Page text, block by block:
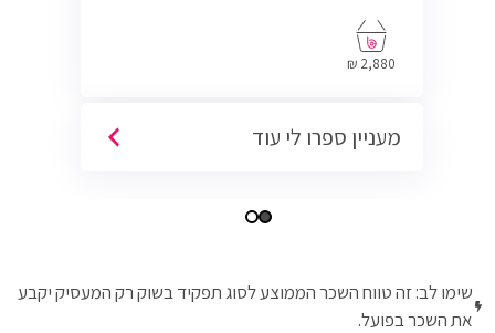
2,880 ₪
מעניין ספרו לי עוד
שימו לב: זה טווח השכר הממוצע לסוג תפקיד בשוק רק המעסיק יקבע
את השכר בפועל.